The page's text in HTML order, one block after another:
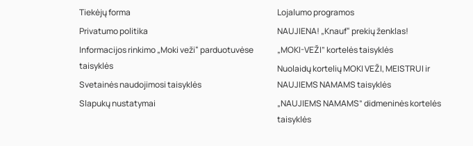
Tiekėjų forma
Privatumo politika
Informacijos rinkimo „Moki veži“ parduotuvėse
taisyklės
Svetainės naudojimosi taisyklės
Slapukų nustatymai
Lojalumo programos
NAUJIENA! „Knauf“ prekių ženklas!
„MOKI-VEŽI” kortelės taisyklės
Nuolaidų kortelių MOKI VEŽI, MEISTRUI ir
NAUJIEMS NAMAMS taisyklės
„NAUJIEMS NAMAMS” didmeninės kortelės
taisyklės